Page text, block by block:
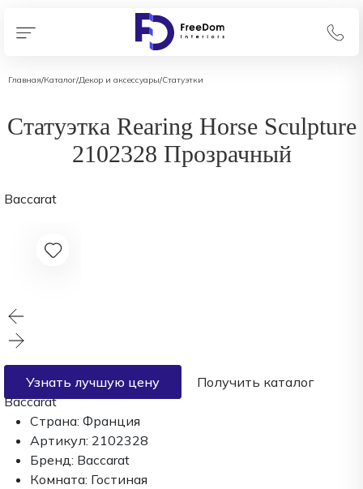
Главная/Каталог/Декор и аксессуары/Статуэтки
Статуэтка Rearing Horse Sculpture
2102328 Прозрачный
Baccarat
Узнать лучшую цену
Получить каталог
Baccarat
Страна: Франция
Артикул: 2102328
Бренд: Baccarat
Комната: Гостиная